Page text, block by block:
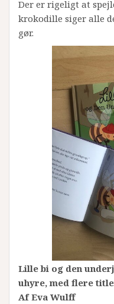
Der er rigeligt at
krokodille siger alle
gør.
Lille bi og den
uhyre, med flere
Af Eva Wulff